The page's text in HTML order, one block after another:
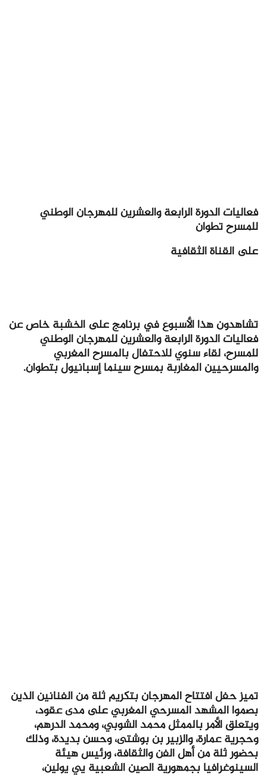
فعاليات الدورة الرابعة والعشرين للمهرجان الوطني
للمسرح تطوان
على القناة الثقافية
تشاهدون هذا الأسبوع في برنامج على الخشبة خاص عن
فعاليات الدورة الرابعة والعشرين للمهرجان الوطني
للمسرح، لقاء سنوي للاحتفال بالمسرح المغربي
والمسرحيين المغاربة بمسرح سينما إسبانيول بتطوان.
تميز حفل افتتاح المهرجان بتكريم ثلة من الفنانين الذين
بصموا المشهد المسرحي المغربي على مدى عقود،
ويتعلق الأمر بالممثل محمد الشوبي، ومحمد الدرهم،
وحجرية عمارة، والزبير بن بوشتى، وحسن بديدة، وذلك
بحضور ثلة من أهل الفن والثقافة، ورئيس هيئة
السينوغرافيا بجمهورية الصين الشعبية يي يولين،